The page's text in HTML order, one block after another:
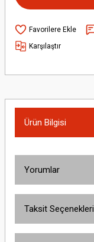
Karşılaştır
Ürün Bilgisi
Yorumlar
Taksit Seçenekleri